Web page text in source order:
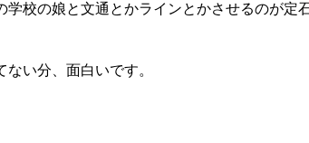
校の娘と文通とかラインとかさせるのが定
い分、面白いです。